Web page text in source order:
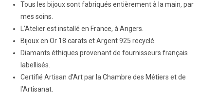
Tous les bijoux sont fabriqués entièrement à la main, par
mes soins.
L’Atelier est installé en France, à Angers.
Bijoux en Or 18 carats et Argent 925 recyclé.
Diamants éthiques provenant de fournisseurs français
labellisés.
Certifié Artisan d’Art par la Chambre des Métiers et de
l’Artisanat.